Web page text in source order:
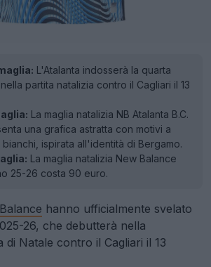
L'Atalanta indosserà la quarta
partita natalizia contro il Cagliari il 13
La maglia natalizia NB Atalanta B.C.
una grafica astratta con motivi a
ispirata all'identità di Bergamo.
La maglia natalizia New Balance
25-26 costa 90 euro.
hanno ufficialmente svelato
26, che debutterà nella
di Natale contro il Cagliari il 13